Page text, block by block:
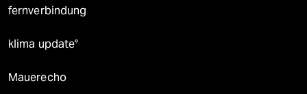
fernverbindung
klima update°
Mauerecho